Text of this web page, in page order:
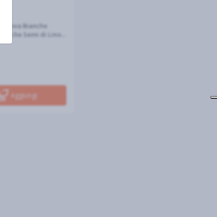
Uova Bianche
Semi di Lino x
Aggiungi